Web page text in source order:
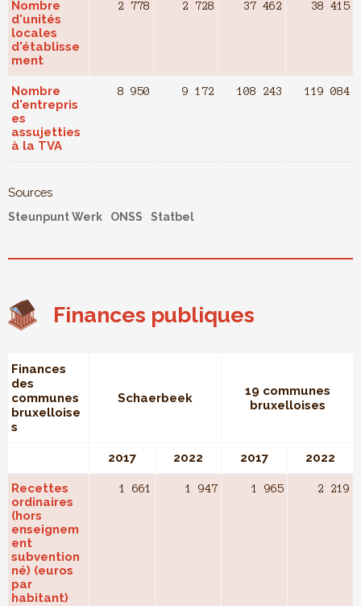
Nombre
d'unités
locales
d'établisse
ment
2 778 2 728 37 462 38 415
Nombre
d'entrepris
es
assujetties
à la TVA
8 950 9 172 108 243 119 084
Sources
Steunpunt Werk ONSS Statbel
Finances publiques
Finances
des
communes
bruxelloise
s
Schaerbeek
19 communes
bruxelloises
2017 2022 2017 2022
Recettes
ordinaires
(hors
enseignem
ent
subvention
né) (euros
par
habitant)
1 661 1 947 1 965 2 219